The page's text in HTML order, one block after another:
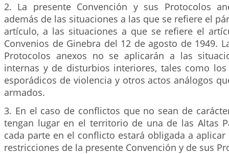
2. La presente Convención y sus Protocolos
además de las situaciones a las que se refiere el
artículo, a las situaciones a que se refiere el
Convenios de Ginebra del 12 de agosto de 1949.
Protocolos anexos no se aplicarán a las
internas y de disturbios interiores, tales como
esporádicos de violencia y otros actos análogos
armados.
3. En el caso de conflictos que no sean de
tengan lugar en el territorio de una de las Altas
cada parte en el conflicto estará obligada a
restricciones de la presente Convención y de sus